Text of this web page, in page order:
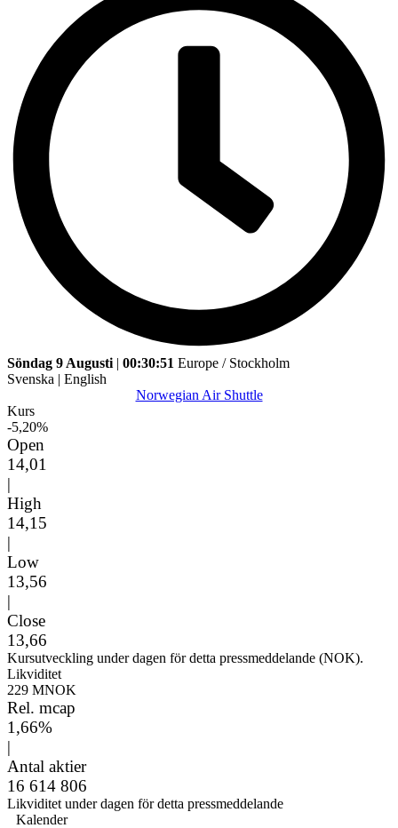
Söndag 9 Augusti | 00:30:51 Europe / Stockholm
Svenska | English
Norwegian Air Shuttle
Kurs
-5,20%
Open
14,01
|
High
14,15
|
Low
13,56
|
Close
13,66
Kursutveckling under dagen för detta pressmeddelande (NOK).
Likviditet
229 MNOK
Rel. mcap
1,66%
|
Antal aktier
16 614 806
Likviditet under dagen för detta pressmeddelande
Kalender